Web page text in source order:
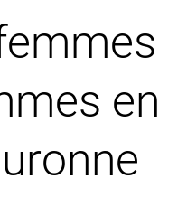
en